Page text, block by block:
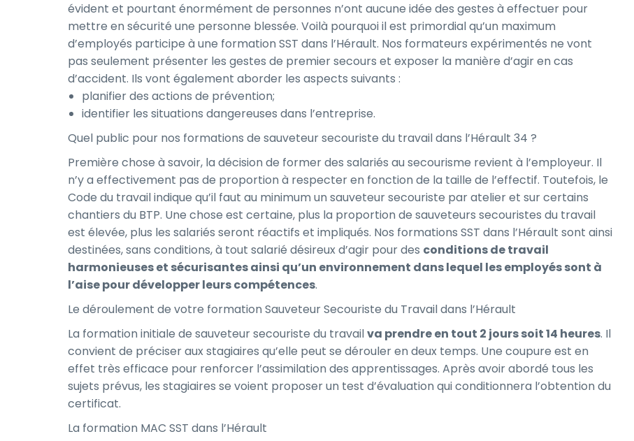
évident et pourtant énormément de personnes n’ont aucune idée des gestes à effectuer pour
mettre en sécurité une personne blessée. Voilà pourquoi il est primordial qu’un maximum
d’employés participe à une formation SST dans l’Hérault. Nos formateurs expérimentés ne vont
pas seulement présenter les gestes de premier secours et exposer la manière d’agir en cas
d’accident. Ils vont également aborder les aspects suivants :
planifier des actions de prévention;
identifier les situations dangereuses dans l’entreprise.
Quel public pour nos formations de sauveteur secouriste du travail dans l’Hérault 34 ?
Première chose à savoir, la décision de former des salariés au secourisme revient à l’employeur. Il
n’y a effectivement pas de proportion à respecter en fonction de la taille de l’effectif. Toutefois, le
Code du travail indique qu’il faut au minimum un sauveteur secouriste par atelier et sur certains
chantiers du BTP. Une chose est certaine, plus la proportion de sauveteurs secouristes du travail
est élevée, plus les salariés seront réactifs et impliqués. Nos formations SST dans l’Hérault sont ainsi
destinées, sans conditions, à tout salarié désireux d’agir pour des conditions de travail
harmonieuses et sécurisantes ainsi qu’un environnement dans lequel les employés sont à
l’aise pour développer leurs compétences.
Le déroulement de votre formation Sauveteur Secouriste du Travail dans l’Hérault
La formation initiale de sauveteur secouriste du travailva prendre en tout 2 jours soit 14 heures. Il
convient de préciser aux stagiaires qu’elle peut se dérouler en deux temps. Une coupure est en
effet très efficace pour renforcer l’assimilation des apprentissages. Après avoir abordé tous les
sujets prévus, les stagiaires se voient proposer un test d’évaluation qui conditionnera l’obtention du
certificat.
La formation MAC SST dans l’Hérault